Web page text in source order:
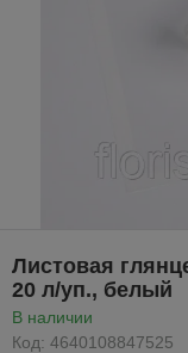
Листовая
20 л/уп., белый
В наличии
Код: 4640108847525